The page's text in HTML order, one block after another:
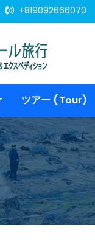
+819092666070
ツアー (Tour)